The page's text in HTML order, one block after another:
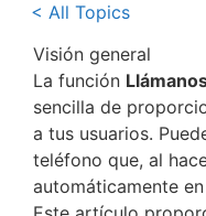
< All Topics
Visión general
La función
sencilla de
a tus usuarios.
teléfono que, al
automáticamente